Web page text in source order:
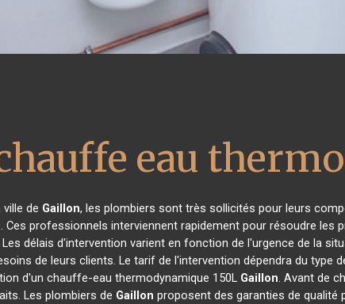
eau
ville de Gaillon, les plombiers sont très sollicités pour leurs
. Ces professionnels interviennent rapidement pour résoudre les
délais d'intervention varient en fonction de l'urgence de la
de leurs clients. Le tarif de l'intervention dépendra du type
d'un chauffe-eau thermodynamique 150L Gaillon. Avant de
Les plombiers de Gaillon proposent des garanties de qualité